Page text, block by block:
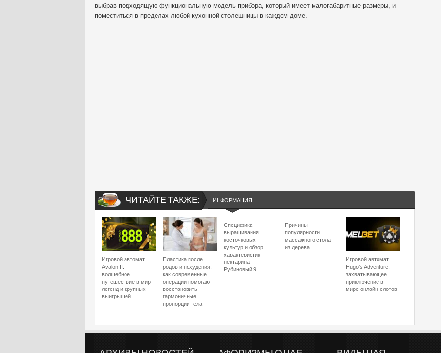
выбрав подходящую функциональную модель прибора, который имеет малогабаритные размеры, и
поместиться в пределах любой кухонной столешницы в каждом доме.
ЧИТАЙТЕ ТАКЖЕ: ИНФОРМАЦИЯ
Игровой автомат
Avalon II:
волшебное
путешествие в мир
легенд и крупных
выигрышей
Пластика после
родов и похудения:
как современные
операции помогают
восстановить
гармоничные
пропорции тела
Специфика
выращивания
косточковых
культур и обзор
характеристик
нектарина
Рубиновый 9
Причины
популярности
массажного стола
из дерева
Игровой автомат
Hugo’s Adventure:
захватывающее
приключение в
мире онлайн-слотов